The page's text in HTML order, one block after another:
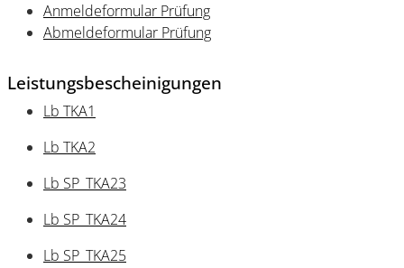
Anmeldeformular Prüfung
Abmeldeformular Prüfung
Leistungsbescheinigungen
Lb TKA1
Lb TKA2
Lb SP_TKA23
Lb SP_TKA24
Lb SP_TKA25